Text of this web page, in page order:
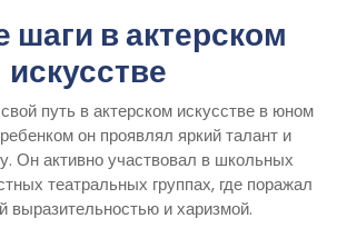
в актерском
искусстве
путь в актерском искусстве в юном
он проявлял яркий талант и
Он активно участвовал в школьных
театральных группах, где поражал
выразительностью и харизмой.